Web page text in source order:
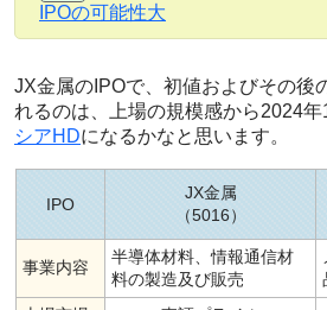
IPOの可能性大
JX金属のIPOで、初値およびその後
れるのは、上場の規模感から2024
シアHDになるかなと思います。
IPO
JX金属
（5016）
事業内容
半導体材料、情報通信材
料の製造及び販売